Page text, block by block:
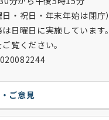
日・祝日・年末年始は閉庁）
日曜日に実施しています。
ご覧ください。
ご意見